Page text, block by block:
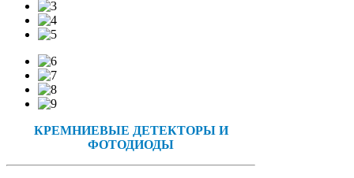
КРЕМНИЕВЫЕ ДЕТЕКТОРЫ И
ФОТОДИОДЫ